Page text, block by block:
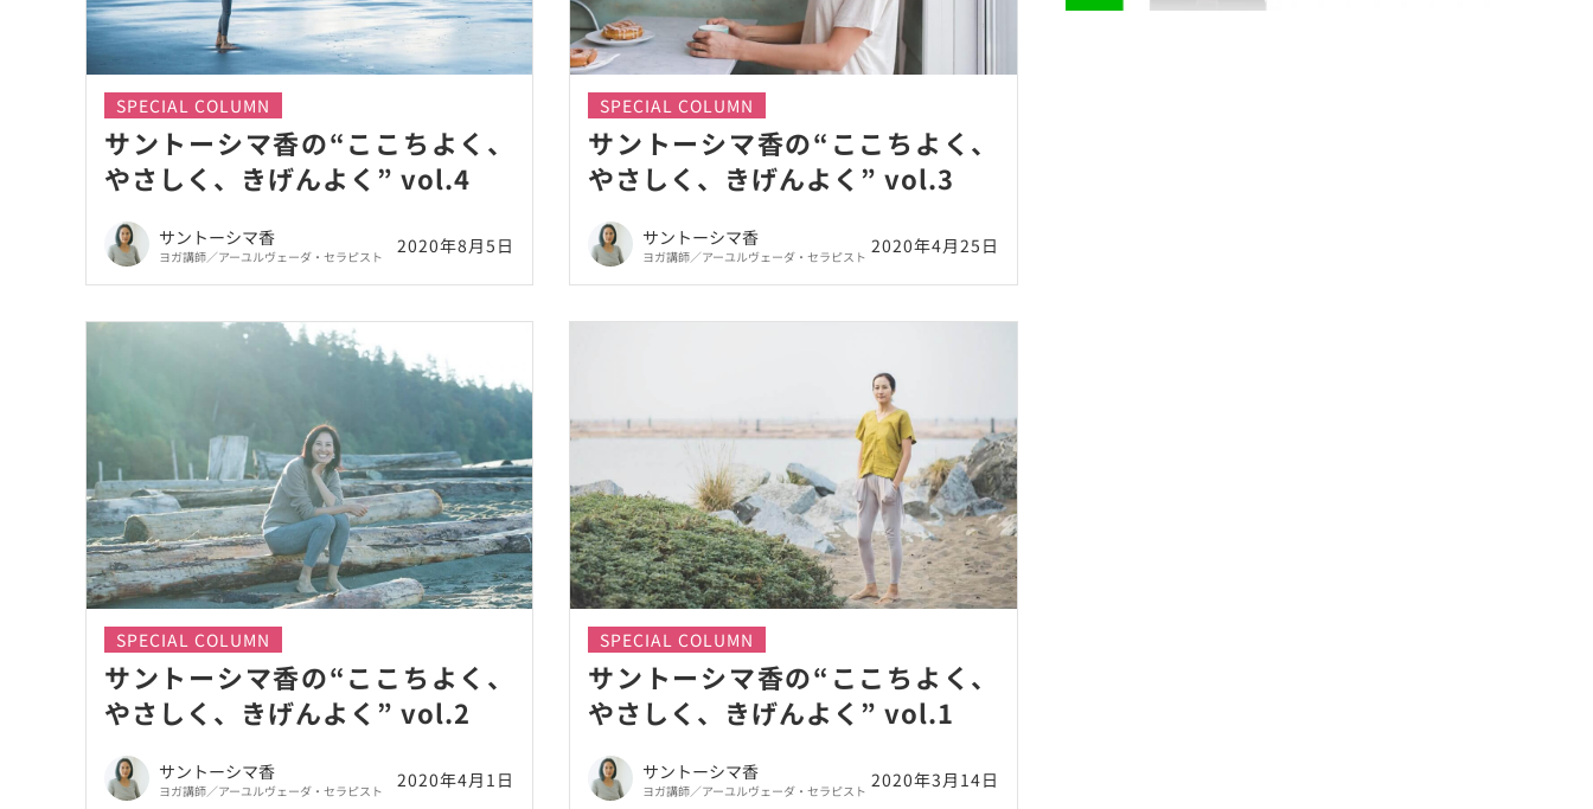
SPECIAL COLUMN
サントーシマ香の“ここちよく、
やさしく、きげんよく” vol.4
サントーシマ香
ヨガ講師／アーユルヴェーダ・セラピスト 2020年8月5日
SPECIAL COLUMN
サントーシマ香の“ここちよく、
やさしく、きげんよく” vol.3
サントーシマ香
ヨガ講師／アーユルヴェーダ・セラピスト 2020年4月25日
SPECIAL COLUMN
サントーシマ香の“ここちよく、
やさしく、きげんよく” vol.2
サントーシマ香
ヨガ講師／アーユルヴェーダ・セラピスト 2020年4月1日
SPECIAL COLUMN
サントーシマ香の“ここちよく、
やさしく、きげんよく” vol.1
サントーシマ香
ヨガ講師／アーユルヴェーダ・セラピスト 2020年3月14日